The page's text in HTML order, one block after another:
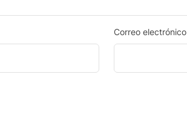
Correo electrónico